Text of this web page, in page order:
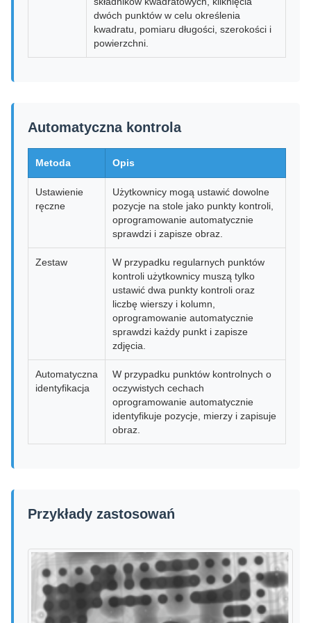
dwóch punktów w celu określenia
kwadratu, pomiaru długości, szerokości i
powierzchni.
Automatyczna kontrola
Metoda Opis
Ustawienie
ręczne
Użytkownicy mogą ustawić dowolne
pozycje na stole jako punkty kontroli,
oprogramowanie automatycznie
sprawdzi i zapisze obraz.
Zestaw
W przypadku regularnych punktów
kontroli użytkownicy muszą tylko
ustawić dwa punkty kontroli oraz
liczbę wierszy i kolumn,
oprogramowanie automatycznie
sprawdzi każdy punkt i zapisze
zdjęcia.
Automatyczna
identyfikacja
W przypadku punktów kontrolnych o
oczywistych cechach
oprogramowanie automatycznie
identyfikuje pozycje, mierzy i zapisuje
obraz.
Przykłady zastosowań